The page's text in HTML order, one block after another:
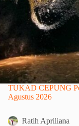
TUKAD CEPUNG
Agustus 2026
Ratih Apriliana